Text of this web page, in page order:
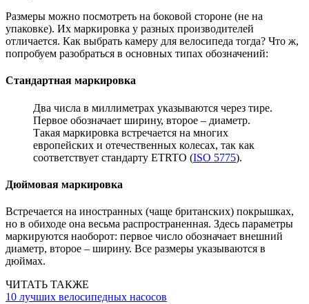
Размеры можно посмотреть на боковой стороне (не на
упаковке). Их маркировка у разных производителей
отличается. Как выбрать камеру для велосипеда тогда? Что ж,
попробуем разобраться в основных типах обозначений:
Стандартная маркировка
Два числа в миллиметрах указываются через тире.
Первое обозначает ширину, второе – диаметр.
Такая маркировка встречается на многих
европейских и отечественных колесах, так как
соответствует стандарту ETRTO (ISO 5775).
Дюймовая маркировка
Встречается на иностранных (чаще британских) покрышках,
но в обиходе она весьма распространенная. Здесь параметры
маркируются наоборот: первое число обозначает внешний
диаметр, второе – ширину. Все размеры указываются в
дюймах.
ЧИТАТЬ ТАКЖЕ
10 лучших велосипедных насосов